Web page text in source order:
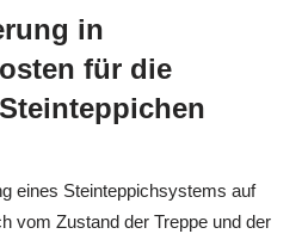
in
für die
eines Steinteppichsystems auf
vom Zustand der Treppe und der